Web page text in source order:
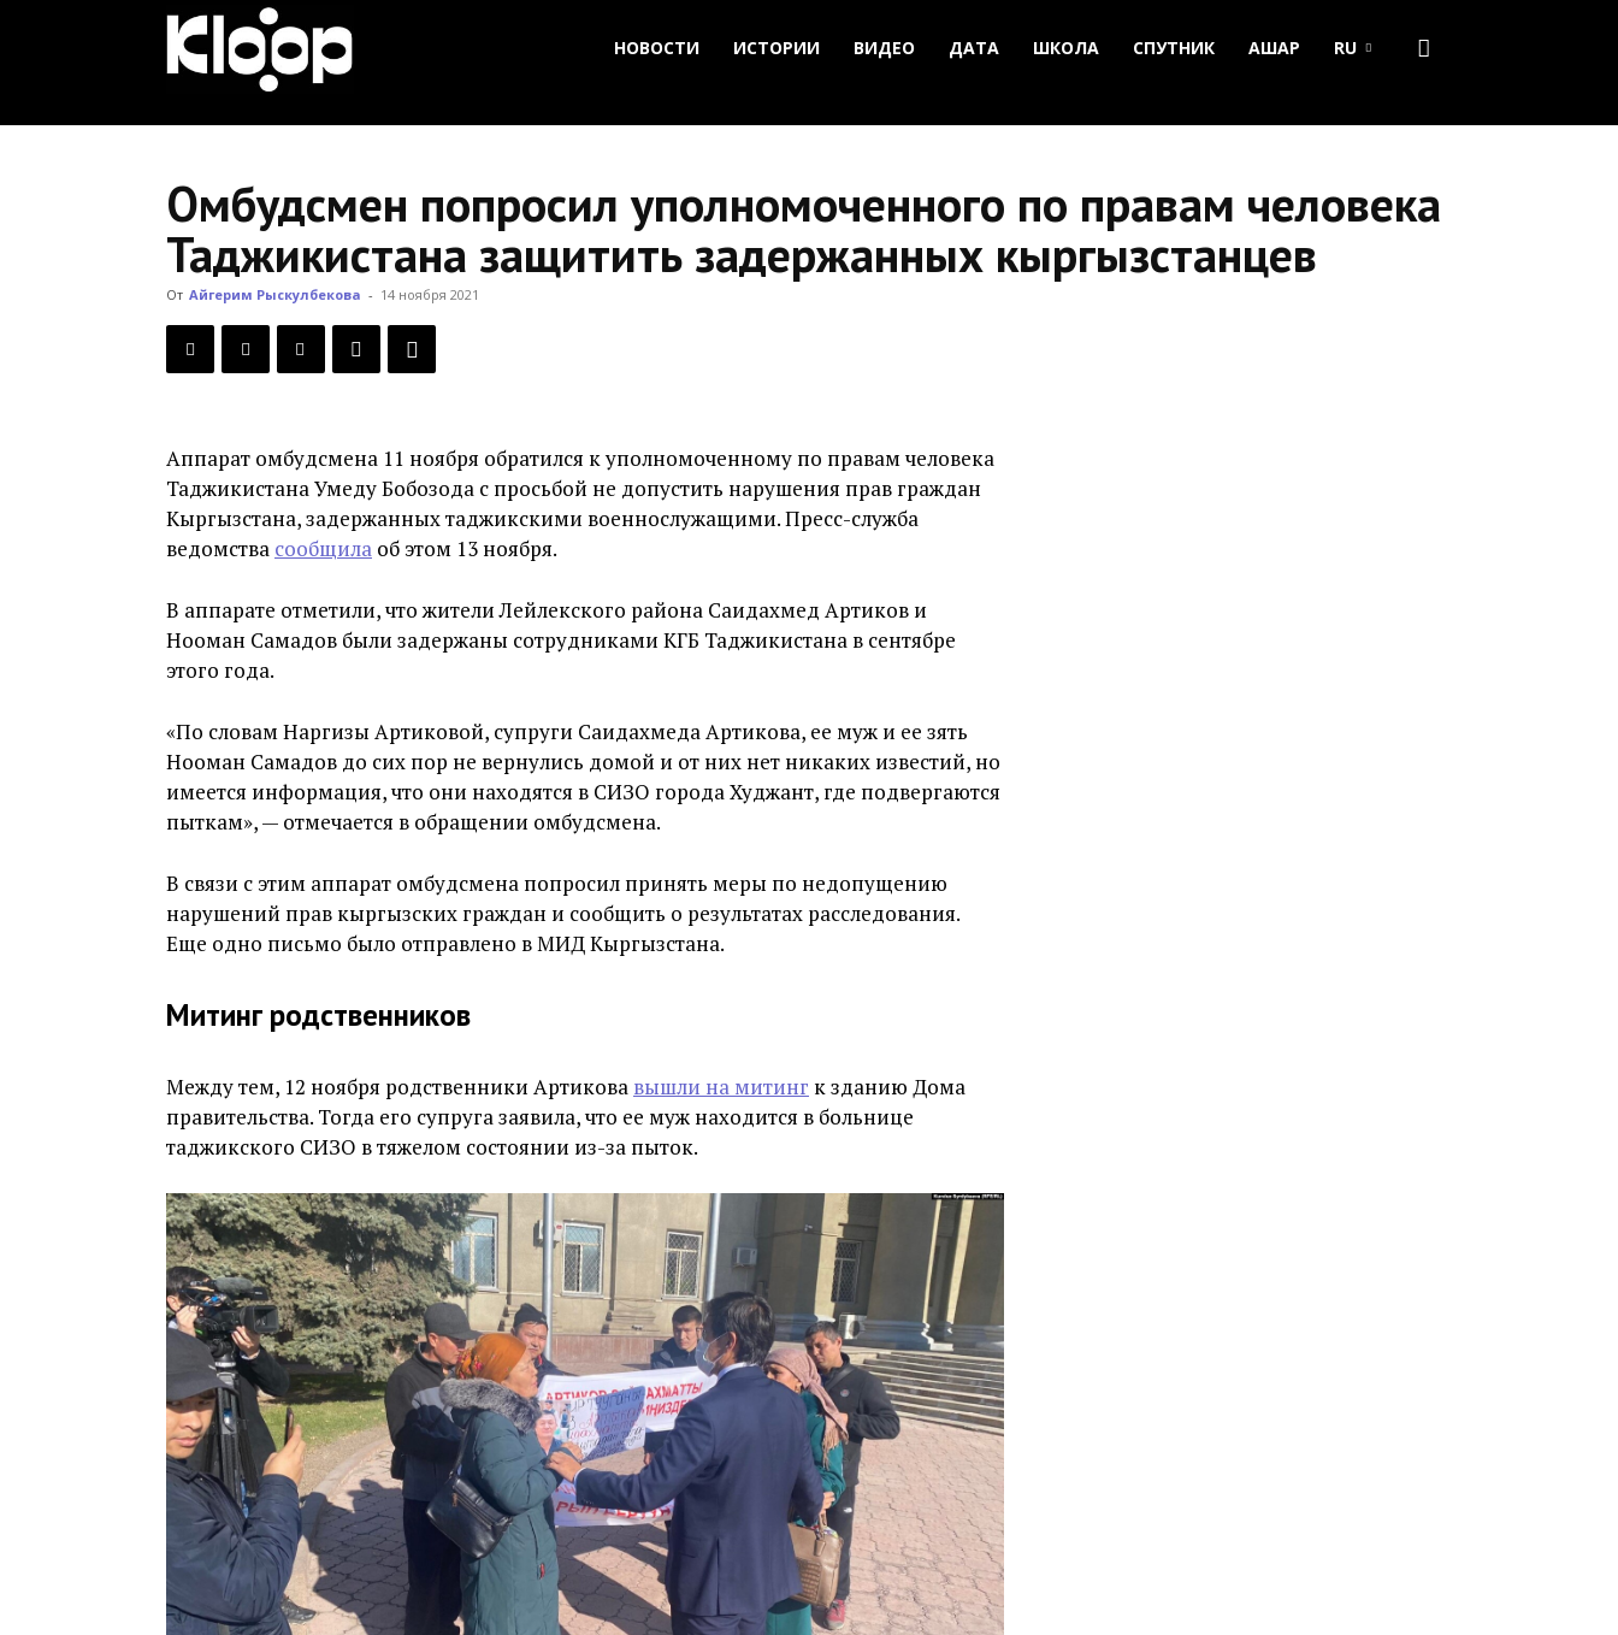
Кыргызстана
НОВОСТИ ИСТОРИИ ВИДЕО ДАТА ШКОЛА СПУТНИК АШАР RU
Омбудсмен попросил уполномоченного по правам человека
Таджикистана защитить задержанных кыргызстанцев
От Айгерим Рыскулбекова - 14 ноября 2021
Аппарат омбудсмена 11 ноября обратился к уполномоченному по правам человека
Таджикистана Умеду Бобозода с просьбой не допустить нарушения прав граждан
Кыргызстана, задержанных таджикскими военнослужащими. Пресс-служба
ведомства сообщила об этом 13 ноября.
В аппарате отметили, что жители Лейлекского района Саидахмед Артиков и
Нооман Самадов были задержаны сотрудниками КГБ Таджикистана в сентябре
этого года.
«По словам Наргизы Артиковой, супруги Саидахмеда Артикова, ее муж и ее зять
Нооман Самадов до сих пор не вернулись домой и от них нет никаких известий, но
имеется информация, что они находятся в СИЗО города Худжант, где подвергаются
пыткам», — отмечается в обращении омбудсмена.
В связи с этим аппарат омбудсмена попросил принять меры по недопущению
нарушений прав кыргызских граждан и сообщить о результатах расследования.
Еще одно письмо было отправлено в МИД Кыргызстана.
Митинг родственников
Между тем, 12 ноября родственники Артикова вышли на митинг к зданию Дома
правительства. Тогда его супруга заявила, что ее муж находится в больнице
таджикского СИЗО в тяжелом состоянии из-за пыток.